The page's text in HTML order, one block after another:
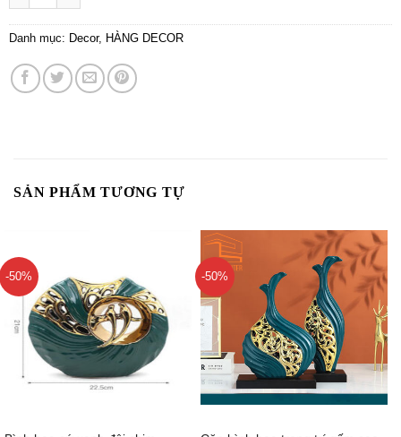
312.000₫.
Danh mục: Decor, HÀNG DECOR
SẢN PHẨM TƯƠNG TỰ
-50% -50%